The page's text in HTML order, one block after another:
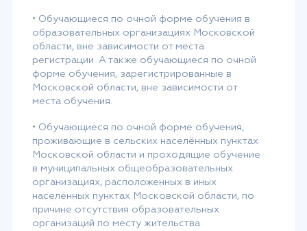
• Обучающиеся по очной форме обучения в
образовательных организациях Московской
области, вне зависимости от места
регистрации. А также обучающиеся по очной
форме обучения, зарегистрированные в
Московской области, вне зависимости от
места обучения.
• Обучающиеся по очной форме обучения,
проживающие в сельских населённых пунктах
Московской области и проходящие обучение
в муниципальных общеобразовательных
организациях, расположенных в иных
населённых пунктах Московской области, по
причине отсутствия образовательных
организаций по месту жительства.